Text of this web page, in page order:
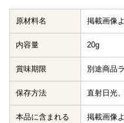
原材料名 掲載画像
内容量 20g
賞味期限 別途商品
保存方法 直射日光
本品に含まれる
掲載画像